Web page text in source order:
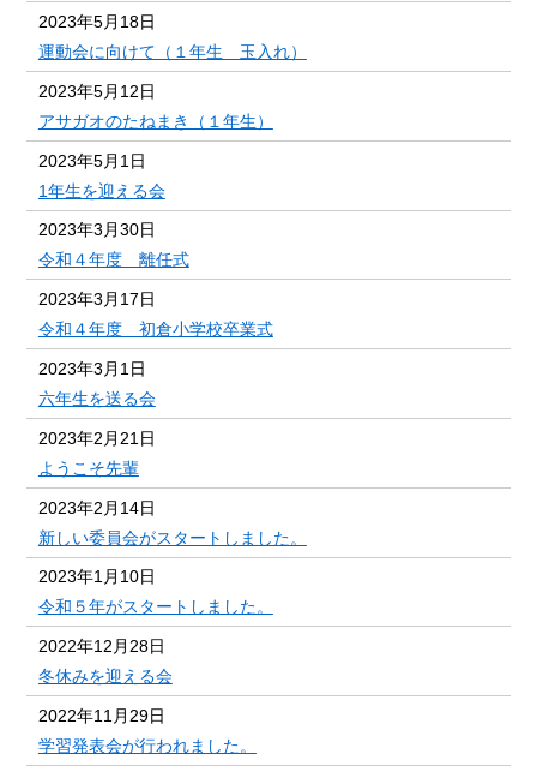
2023年5月18日
運動会に向けて（１年生 玉入れ）
2023年5月12日
アサガオのたねまき（１年生）
2023年5月1日
1年生を迎える会
2023年3月30日
令和４年度 離任式
2023年3月17日
令和４年度 初倉小学校卒業式
2023年3月1日
六年生を送る会
2023年2月21日
ようこそ先輩
2023年2月14日
新しい委員会がスタートしました。
2023年1月10日
令和５年がスタートしました。
2022年12月28日
冬休みを迎える会
2022年11月29日
学習発表会が行われました。